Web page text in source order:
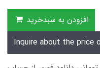
افزودن به سبدخرید
Inquire about the price